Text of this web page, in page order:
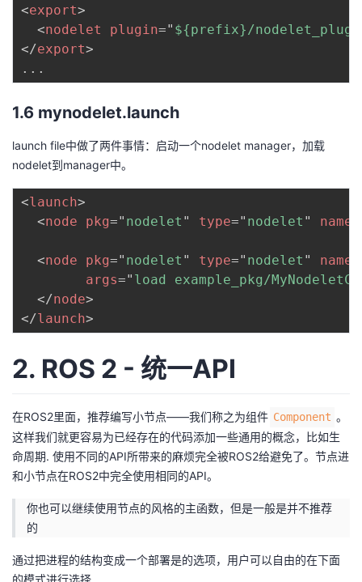
<export>
<nodelet plugin=" ${prefix}/
</export>
1.6 mynodelet.launch
launch file中做了两件事情：启动一个nodelet manager，加载
nodelet到manager中。
<launch>
<node pkg=" nodelet " type=" nodelet " name
<node pkg=" nodelet " type=" nodelet " name
args=" load example_pkg/
</node>
</launch>
2. ROS 2 - 统一API
在ROS2里面，推荐编写小节点——我们称之为组件 Component 。
这样我们就更容易为已经存在的代码添加一些通用的概念，比如生
命周期. 使用不同的API所带来的麻烦完全被ROS2给避免了。节点进
和小节点在ROS2中完全使用相同的API。
你也可以继续使用节点的风格的主函数，但是一般是并不推荐
的
通过把进程的结构变成一个部署是的选项，用户可以自由的在下面
的模式进行选择